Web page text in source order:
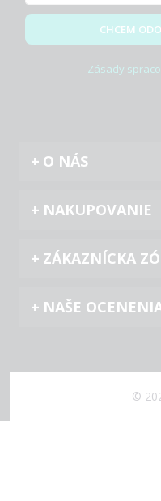
CHCEM
Zásady
O NÁS
NAKUPOVANIE
ZÁKAZNÍCKA
NAŠE
©